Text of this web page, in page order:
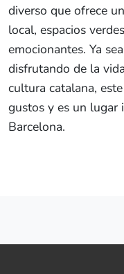
diverso que ofrece
local, espacios
emocionantes. Ya
disfrutando de la
cultura catalana,
gustos y es un lugar
Barcelona.